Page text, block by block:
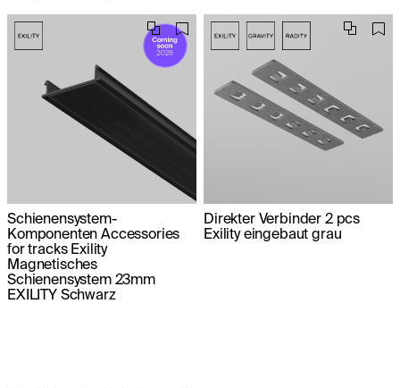
Schienensystem-
Komponenten Accessories
for tracks Exility
Magnetisches
Schienensystem 23mm
EXILITY Schwarz
Direkter Verbinder 2 pcs
Exility eingebaut grau